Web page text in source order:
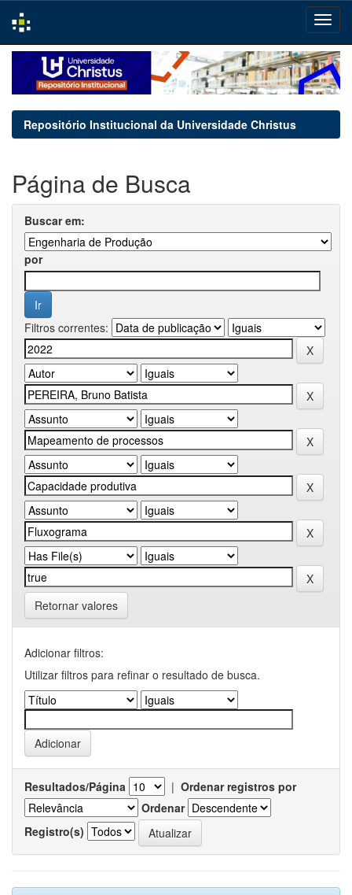
navigation
Repositório Institucional da Universidade Christus
Página de Busca
Buscar em:
por
Filtros correntes:
Retornar valores
Adicionar filtros:
Utilizar filtros para refinar o resultado de busca.
Resultados/Página | Ordenar registros por
Ordenar
Registro(s)